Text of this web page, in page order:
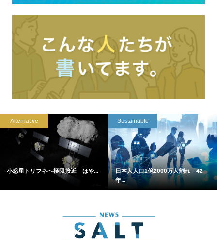
Alternative
小惑星トリフネへ極限接近 はや...
Sustainable
日本人人口1億2000万人割れ 42
年...